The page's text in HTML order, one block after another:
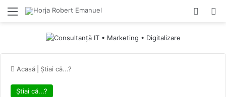
Menu
Acasă Știai că...?
Știai că...?